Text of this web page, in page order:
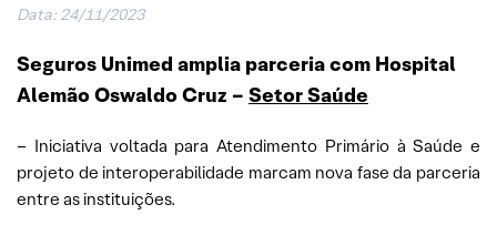
Data: 24/11/2023
Seguros Unimed amplia parceria com Hospital
Alemão Oswaldo Cruz – Setor Saúde
– Iniciativa voltada para Atendimento Primário à Saúde e
projeto de interoperabilidade marcam nova fase da parceria
entre as instituições.